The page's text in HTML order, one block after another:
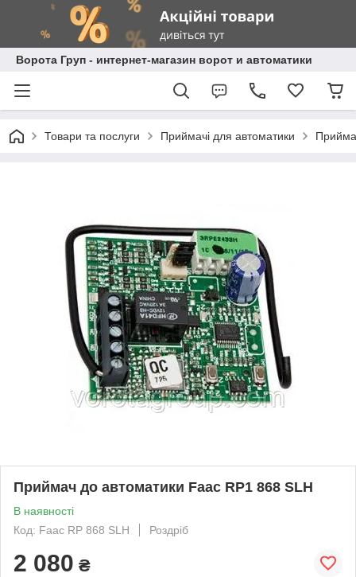
Ворота Груп - интернет-магазин ворот и автоматики
Товари та послуги Приймачі для автоматики
Приймач до автоматики Faac RP1 868 SLH
В наявності
Код: Faac RP 868 SLH
Роздріб
2 080 ₴